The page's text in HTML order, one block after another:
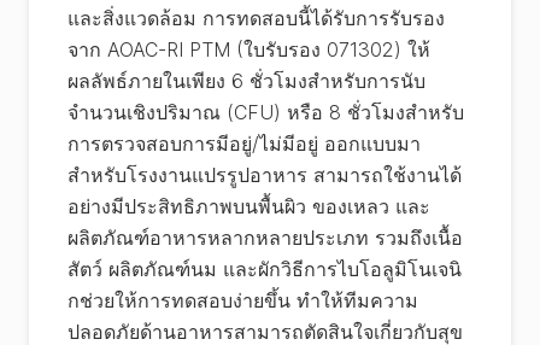
และสิ่งแวดล้อม การทดสอบนี้ได้รับการรับรอง
จาก AOAC-RI PTM (ใบรับรอง 071302) ให้
ผลลัพธ์ภายในเพียง 6 ชั่วโมงสำหรับการนับ
จำนวนเชิงปริมาณ (CFU) หรือ 8 ชั่วโมงสำหรับ
การตรวจสอบการมีอยู่/ไม่มีอยู่ ออกแบบมา
สำหรับโรงงานแปรรูปอาหาร สามารถใช้งานได้
อย่างมีประสิทธิภาพบนพื้นผิว ของเหลว และ
ผลิตภัณฑ์อาหารหลากหลายประเภท รวมถึงเนื้อ
สัตว์ ผลิตภัณฑ์นม และผักวิธีการไบโอลูมิโนเจนิ
กช่วยให้การทดสอบง่ายขึ้น ทำให้ทีมความ
ปลอดภัยด้านอาหารสามารถตัดสินใจเกี่ยวกับสุข